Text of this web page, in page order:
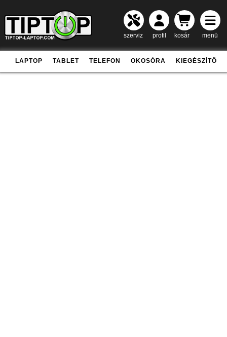
szerviz profil kosár menü
LAPTOP TABLET TELEFON OKOSÓRA KIEGÉSZÍTŐ